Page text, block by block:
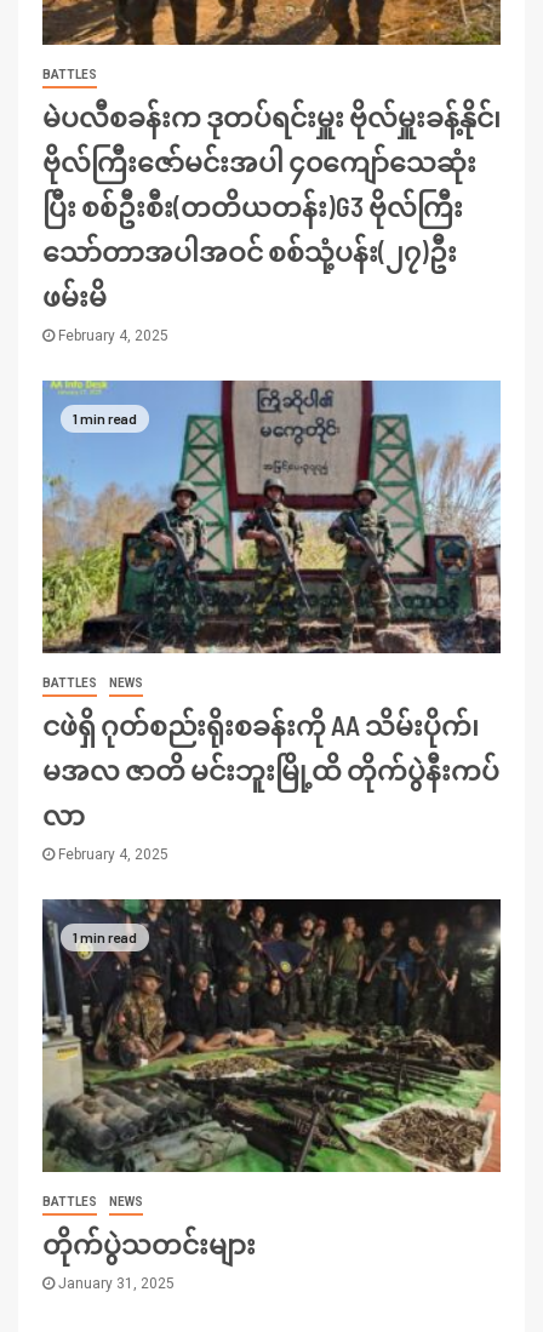
BATTLES
မဲပလီစခန်းက ဒုတပ်ရင်းမှူး ဗိုလ်မှူးခန့်နိုင်၊
ဗိုလ်ကြီးဇော်မင်းအပါ ၄၀ကျော်သေဆုံး
ပြီး စစ်ဦးစီး(တတိယတန်း)G3 ဗိုလ်ကြီး
သော်တာအပါအဝင် စစ်သုံ့ပန်း(၂၇)ဦး
ဖမ်းမိ
February 4, 2025
1 min read
BATTLES NEWS
ငဖဲရှိ ဂုတ်စည်းရိုးစခန်းကို AA သိမ်းပိုက်၊
မအလ ဇာတိ မင်းဘူးမြို့ထိ တိုက်ပွဲနီးကပ်
လာ
February 4, 2025
1 min read
BATTLES NEWS
တိုက်ပွဲသတင်းများ
January 31, 2025